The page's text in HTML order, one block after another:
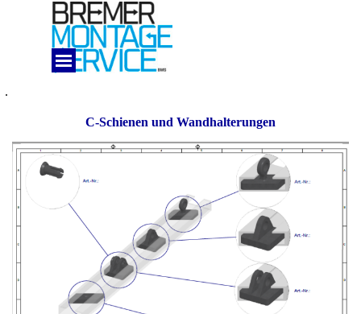
Direkt zum Seiteninhalt
Menü überspringen
MENUE
.
C-Schienen und Wandhalterungen